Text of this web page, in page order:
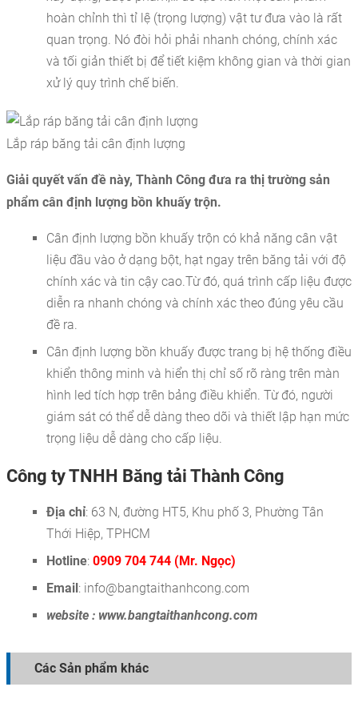
hoàn chỉnh thì tỉ lệ (trọng lượng) vật tư đưa vào là rất
quan trọng. Nó đòi hỏi phải nhanh chóng, chính xác
và tối giản thiết bị để tiết kiệm không gian và thời gian
xử lý quy trình chế biến.
Lắp ráp băng tải cân định lượng
Giải quyết vấn đề này, Thành Công đưa ra thị trường sản
phẩm cân định lượng bồn khuấy trộn.
Cân định lượng bồn khuấy trộn có khả năng cân vật
liệu đầu vào ở dạng bột, hạt ngay trên băng tải với độ
chính xác và tin cậy cao.Từ đó, quá trình cấp liệu được
diễn ra nhanh chóng và chính xác theo đúng yêu cầu
đề ra.
Cân định lượng bồn khuấy được trang bị hệ thống điều
khiển thông minh và hiển thị chỉ số rõ ràng trên màn
hình led tích hợp trên bảng điều khiển. Từ đó, người
giám sát có thể dễ dàng theo dõi và thiết lập hạn mức
trọng liệu dễ dàng cho cấp liệu.
Công ty TNHH Băng tải Thành Công
Địa chỉ: 63 N, đường HT5, Khu phố 3, Phường Tân
Thới Hiệp, TPHCM
Hotline: 0909 704 744 (Mr. Ngọc)
Email: info@bangtaithanhcong.com
website : www.bangtaithanhcong.com
Các Sản phẩm khác